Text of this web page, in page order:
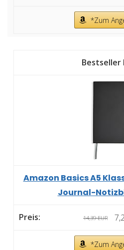
*Zum
Amazon Basics A5
Journal-
14,39 EUR
*Zum